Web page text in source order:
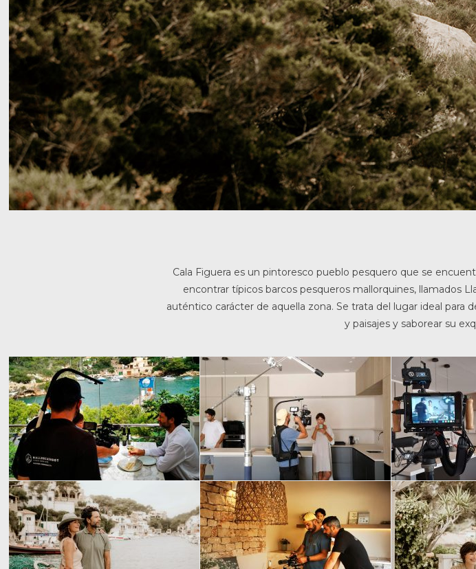
Cala Figuera es un pintoresco pueblo pesquero que se
encontrar típicos barcos pesqueros mallorquines, llamados
auténtico carácter de aquella zona. Se trata del lugar ideal para
y paisajes y saborear su